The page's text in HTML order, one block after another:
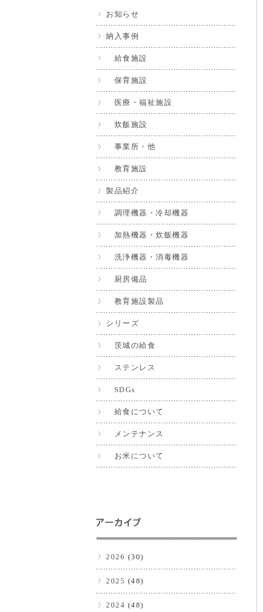
お知らせ
納入事例
給食施設
保育施設
医療・福祉施設
炊飯施設
事業所・他
教育施設
製品紹介
調理機器・冷却機器
加熱機器・炊飯機器
洗浄機器・消毒機器
厨房備品
教育施設製品
シリーズ
茨城の給食
ステンレス
SDGs
給食について
メンテナンス
お米について
2026 (30)
2025 (48)
2024 (48)